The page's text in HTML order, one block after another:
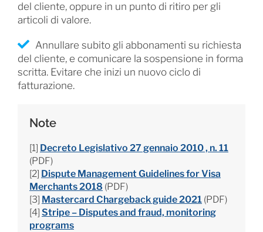
del cliente, oppure in un punto di ritiro per gli
articoli di valore.
Annullare subito gli abbonamenti su richiesta
del cliente, e comunicare la sospensione in forma
scritta. Evitare che inizi un nuovo ciclo di
fatturazione.
Note
[1] Decreto Legislativo 27 gennaio 2010 , n. 11
(PDF)
[2] Dispute Management Guidelines for Visa
Merchants 2018 (PDF)
[3] Mastercard Chargeback guide 2021(PDF)
[4] Stripe – Disputes and fraud, monitoring
programs